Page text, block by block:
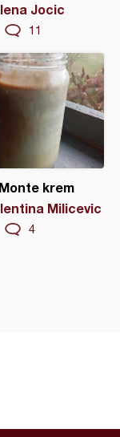
Jocic
11
krem
Milicevic
4